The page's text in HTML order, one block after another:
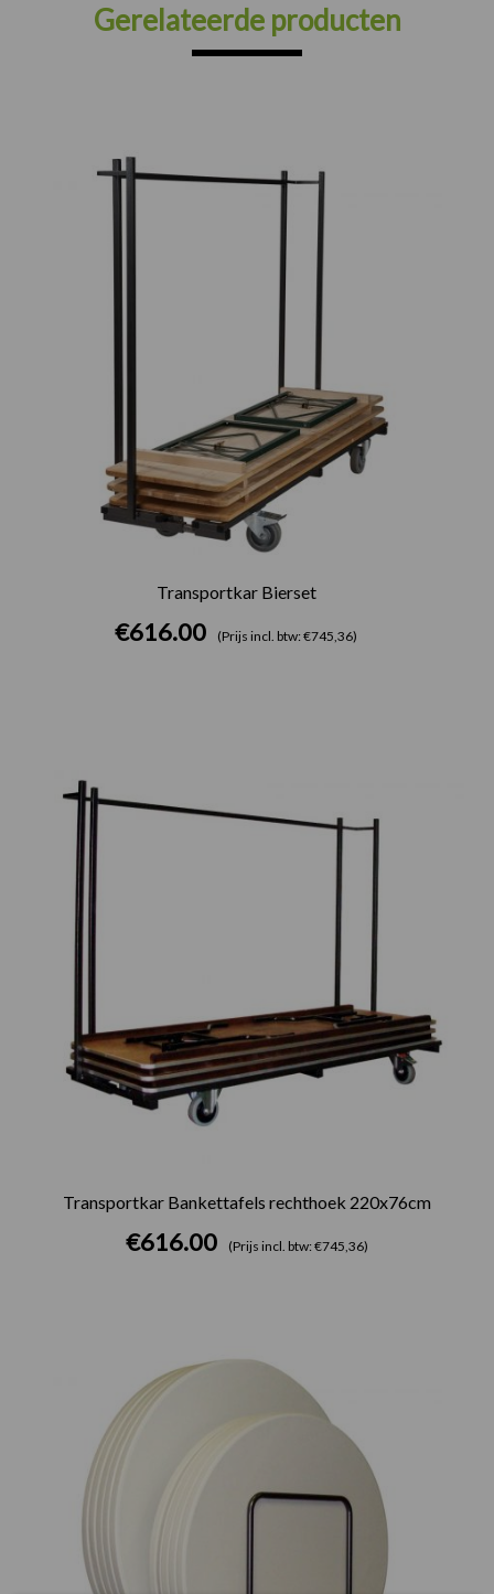
Gerelateerde producten
Transportkar Bierset
€616.00 (Prijs incl. btw: €745,36)
Transportkar Bankettafels rechthoek 220x76cm
€616.00 (Prijs incl. btw: €745,36)